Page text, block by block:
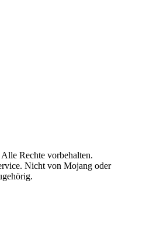
Alle Rechte vorbehalten.
Nicht von Mojang oder